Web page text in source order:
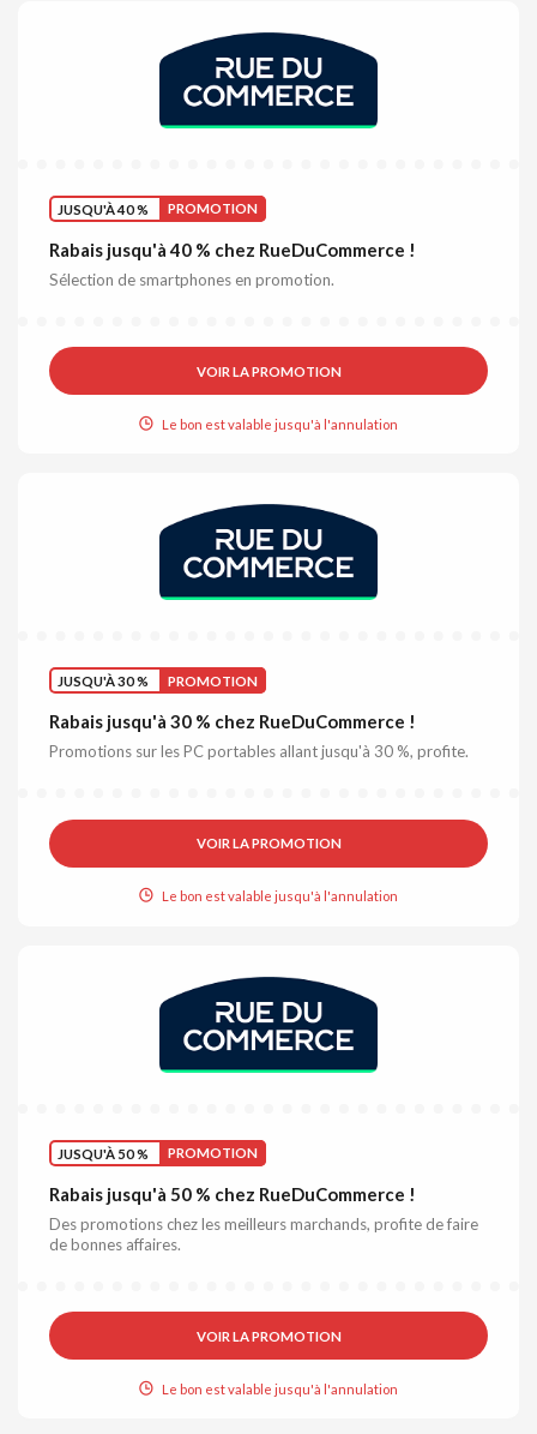
JUSQU'À 40 % PROMOTION
Rabais jusqu'à 40 % chez RueDuCommerce !
Sélection de smartphones en promotion.
VOIR LA PROMOTION
Le bon est valable jusqu'à l'annulation
JUSQU'À 30 % PROMOTION
Rabais jusqu'à 30 % chez RueDuCommerce !
Promotions sur les PC portables allant jusqu'à 30 %, profite.
VOIR LA PROMOTION
Le bon est valable jusqu'à l'annulation
JUSQU'À 50 % PROMOTION
Rabais jusqu'à 50 % chez RueDuCommerce !
Des promotions chez les meilleurs marchands, profite de faire
de bonnes affaires.
VOIR LA PROMOTION
Le bon est valable jusqu'à l'annulation